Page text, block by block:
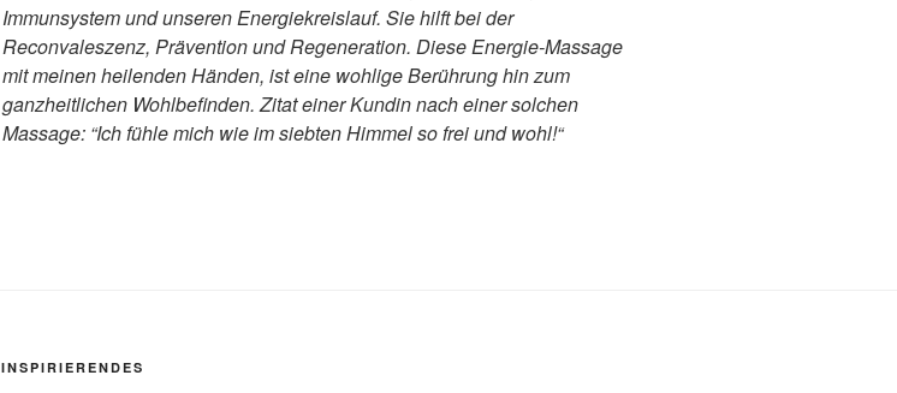
Immunsystem und unseren Energiekreislauf. Sie hilft bei der
Reconvaleszenz, Prävention und Regeneration. Diese Energie-Massage
mit meinen heilenden Händen, ist eine wohlige Berührung hin zum
ganzheitlichen Wohlbefinden. Zitat einer Kundin nach einer solchen
Massage: “Ich fühle mich wie im siebten Himmel so frei und wohl!“
INSPIRIERENDES